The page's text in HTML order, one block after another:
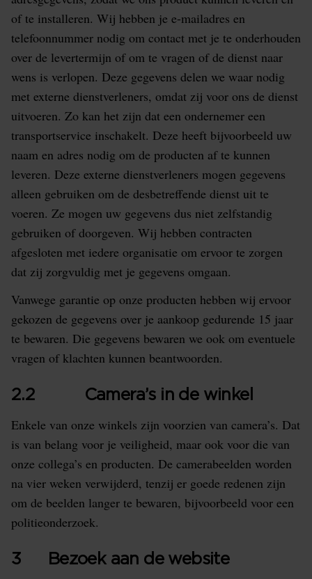
of te installeren. Wij hebben je e-mailadres en
telefoonnummer nodig om contact met je te onderhouden
over de levertermijn of om te vragen of de dienst naar
wens is verlopen. Deze gegevens delen we waar nodig
met externe dienstverleners, omdat zij voor ons de dienst
uitvoeren. Zo kan het zijn dat een ondernemer een
transportservice inschakelt. Deze heeft bijvoorbeeld uw
naam en adres nodig om de producten af te kunnen
leveren. Deze externe dienstverleners mogen gegevens
alleen gebruiken om de desbetreffende dienst uit te
voeren. Ze mogen uw gegevens dus niet zelfstandig
gebruiken of doorgeven. Wij hebben contracten
afgesloten met iedere organisatie om ervoor te zorgen
dat zij zorgvuldig met je gegevens omgaan.
Vanwege garantie op onze producten hebben wij ervoor
gekozen de gegevens over je aankoop gedurende 15 jaar
te bewaren. Die gegevens bewaren we ook om eventuele
vragen of klachten kunnen beantwoorden.
2.2 Camera’s in de winkel
Enkele van onze winkels zijn voorzien van camera’s. Dat
is van belang voor je veiligheid, maar ook voor die van
onze collega’s en producten. De camerabeelden worden
na vier weken verwijderd, tenzij er goede redenen zijn
om de beelden langer te bewaren, bijvoorbeeld voor een
politieonderzoek.
3 Bezoek aan de website